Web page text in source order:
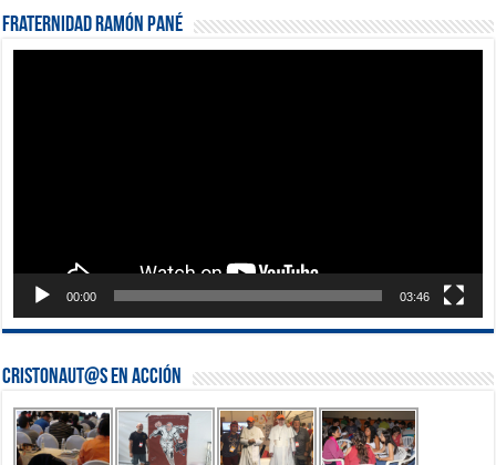
Fraternidad Ramón Pané
00:00 03:46
Cristonaut@s en Acción